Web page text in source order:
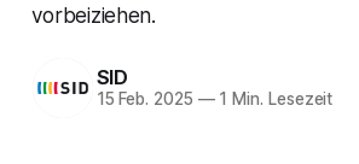
vorbeiziehen.
SID
15 Feb. 2025 —1 Min. Lesezeit